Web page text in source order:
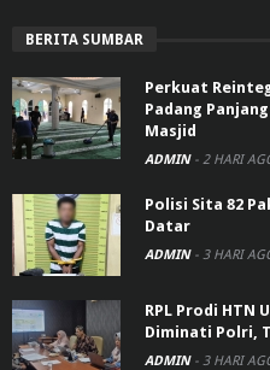
BERITA SUMBAR
Perkuat
Padang
Masjid
ADMIN - 2 HARI
Polisi Sita 82
Datar
ADMIN - 3 HARI
RPL Prodi HTN
Diminati Polri,
ADMIN - 3 HARI